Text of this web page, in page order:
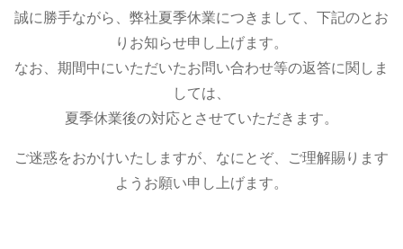
誠に勝手ながら、弊社夏季休業につきまして、下記のとお
りお知らせ申し上げます。
なお、期間中にいただいたお問い合わせ等の返答に関しま
しては、
夏季休業後の対応とさせていただきます。
ご迷惑をおかけいたしますが、なにとぞ、ご理解賜ります
ようお願い申し上げます。